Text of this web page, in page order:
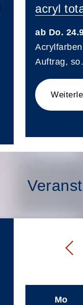
acryl
ab Do.
Auftrag,
Mo